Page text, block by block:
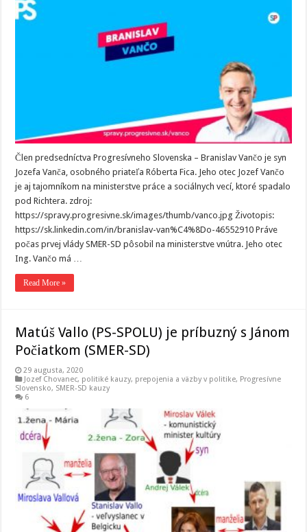
Člen predsedníctva Progresívneho Slovenska – Branislav Vančo je syn
Jozefa Vanča, osobného priateľa Róberta Fica. Jeho otec Jozef Vančo
je aj tajomníkom na ministerstve práce a sociálnych vecí, ktoré spadalo
pod Richtera. zdroj:
https://spravy.progresivne.sk/images/thumb/vanco.jpg Životopis:
https://sk.linkedin.com/in/branislav-van%C4%8Do-46552910 Práve
počas prvej vlády SMER-SD pôsobil na ministerstve vnútra. Jeho otec
Ing. Vančo má …
Read More »
Matúš Vallo (PS-SPOLU) je príbuzný s Jánom
Počiatkom (SMER-SD)
29 augusta, 2020
Jozef Chovanec, politiké kauzy, prepojenia a väzby v politike, Progresívne
Slovensko, SMER-SD kauzy
6